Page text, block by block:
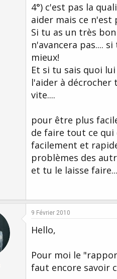
4°) c'est pas la
aider mais ce n'est
Si tu as un très
n'avancera pas....
mieux!
Et si tu sais quoi
l'aider à décrocher
vite....
pour être plus
de faire tout ce
facilement et
problèmes des
et tu le laisse faire...
9 Février 2010
Hello,
Pour moi le
faut encore savoir